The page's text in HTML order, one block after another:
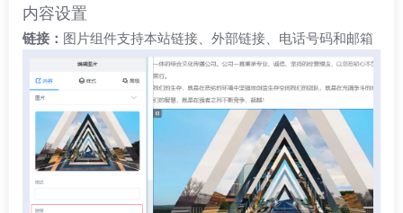
内容设置
链接： 图片组件支持本站链接、外部链接、电话号码和邮箱